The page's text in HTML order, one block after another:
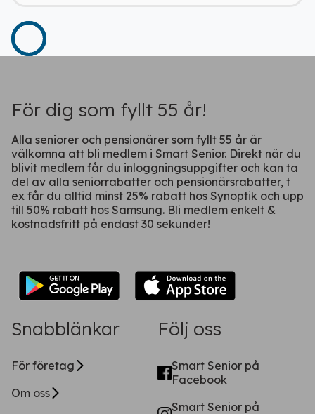
För dig som fyllt 55 år!
Alla seniorer och pensionärer som fyllt 55 år är
välkomna att bli medlem i Smart Senior. Direkt när du
blivit medlem får du inloggningsuppgifter och kan ta
del av alla seniorrabatter och pensionärsrabatter, t
ex får du alltid minst 25% rabatt hos Synoptik och upp
till 50% rabatt hos Samsung. Bli medlem enkelt &
kostnadsfritt på endast 30 sekunder!
Snabblänkar
För företag
Om oss
Följ oss
Smart Senior på
Facebook
Smart Senior på
Fortsätt på webben